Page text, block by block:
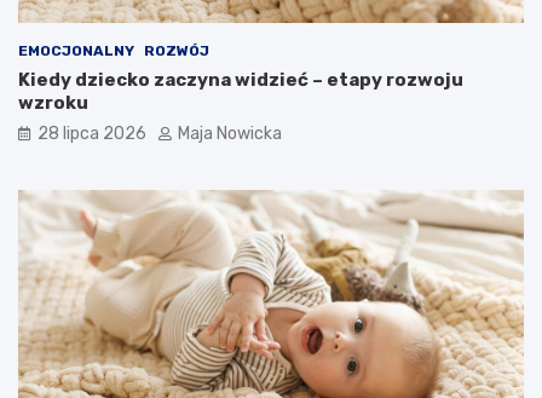
EMOCJONALNY ROZWÓJ
Kiedy dziecko zaczyna widzieć – etapy rozwoju
wzroku
28 lipca 2026 Maja Nowicka